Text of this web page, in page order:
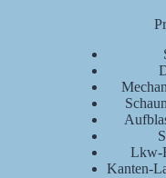
Lkw-
Kanten-